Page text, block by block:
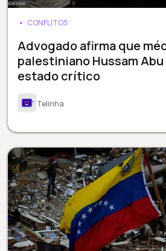
CONFLITOS
Advogado afirma que
palestiniano Hussam
estado crítico
Telinha